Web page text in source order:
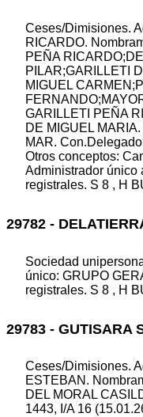
Ceses/Dimisiones.
RICARDO.
PEÑA
PILAR;GARILLETI
MIGUEL
GARILLETI PEÑA
DE MIGUEL
MAR.
Otros conceptos:
Administrador único
registrales. S 8 , H
29782 -
Sociedad
único: GRUPO
registrales. S 8 , H
29783 - GUTISARA
Ceses/Dimisiones.
ESTEBAN.
DEL MORAL
1443, I/A 16